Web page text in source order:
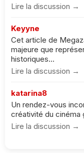
Lire la discussion →
Keyyne
Cet article de
majeure que
historiques...
Lire la discussion →
katarina8
Un rendez-vous
créativité du cinéma
Lire la discussion →